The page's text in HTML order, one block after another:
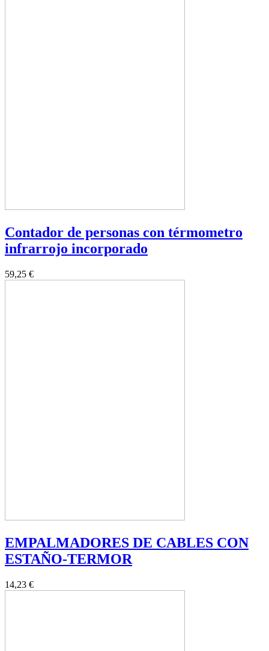
Contador de personas con térmometro
infrarrojo incorporado
59,25 €
EMPALMADORES DE CABLES CON
ESTAÑO-TERMOR
14,23 €